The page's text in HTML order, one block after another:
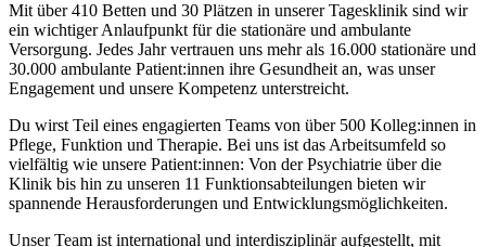
Mit über 410 Betten und 30 Plätzen in unserer Tagesklinik sind wir
ein wichtiger Anlaufpunkt für die stationäre und ambulante
Versorgung. Jedes Jahr vertrauen uns mehr als 16.000 stationäre und
30.000 ambulante Patient:innen ihre Gesundheit an, was unser
Engagement und unsere Kompetenz unterstreicht.
Du wirst Teil eines engagierten Teams von über 500 Kolleg:innen in
Pflege, Funktion und Therapie. Bei uns ist das Arbeitsumfeld so
vielfältig wie unsere Patient:innen: Von der Psychiatrie über die
Klinik bis hin zu unseren 11 Funktionsabteilungen bieten wir
spannende Herausforderungen und Entwicklungsmöglichkeiten.
Unser Team ist international und interdisziplinär aufgestellt, mit